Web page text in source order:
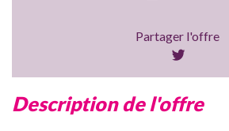
Partager l'offre
description de l'offre